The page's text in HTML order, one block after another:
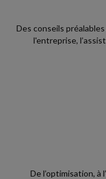
Des conseils
l'entreprise,
De l’optimisation,